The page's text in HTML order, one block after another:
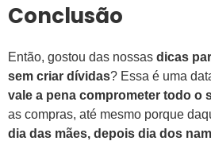
Conclusão
Então, gostou das nossas dicas
sem criar dívidas? Essa é uma
vale a pena comprometer todo o
as compras, até mesmo porque
dia das mães, depois dia dos